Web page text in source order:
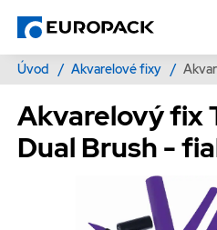
Úvod / Akvarelové fixy /
Akvarelový fix
Dual Brush -